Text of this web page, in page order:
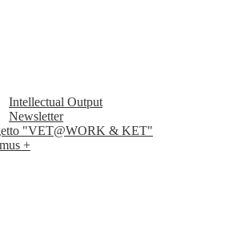
Intellectual Output
Newsletter
"VET@WORK & KET"
+